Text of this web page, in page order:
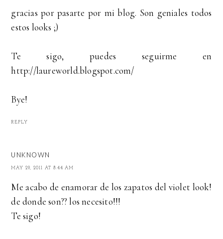
gracias por pasarte por mi blog. Son geniales todos
estos looks ;)
Te sigo, puedes seguirme en
http://laureworld.blogspot.com/
Bye!
REPLY
UNKNOWN
MAY 29, 2011 AT 8:44 AM
Me acabo de enamorar de los zapatos del violet look!
de donde son?? los necesito!!!
Te sigo!